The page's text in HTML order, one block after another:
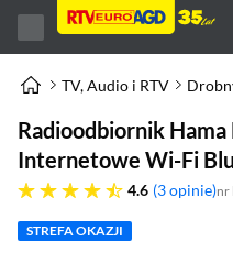
TV, Audio i RTV
Radioodbiornik
Internetowe Wi-Fi
4.6
4.6 gwiazdek 3 opinie nr
STREFA OKAZJI